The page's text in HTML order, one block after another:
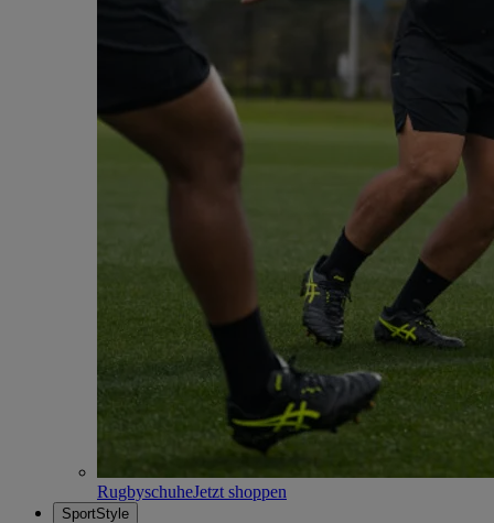
RugbyschuheJetzt shoppen
SportStyle